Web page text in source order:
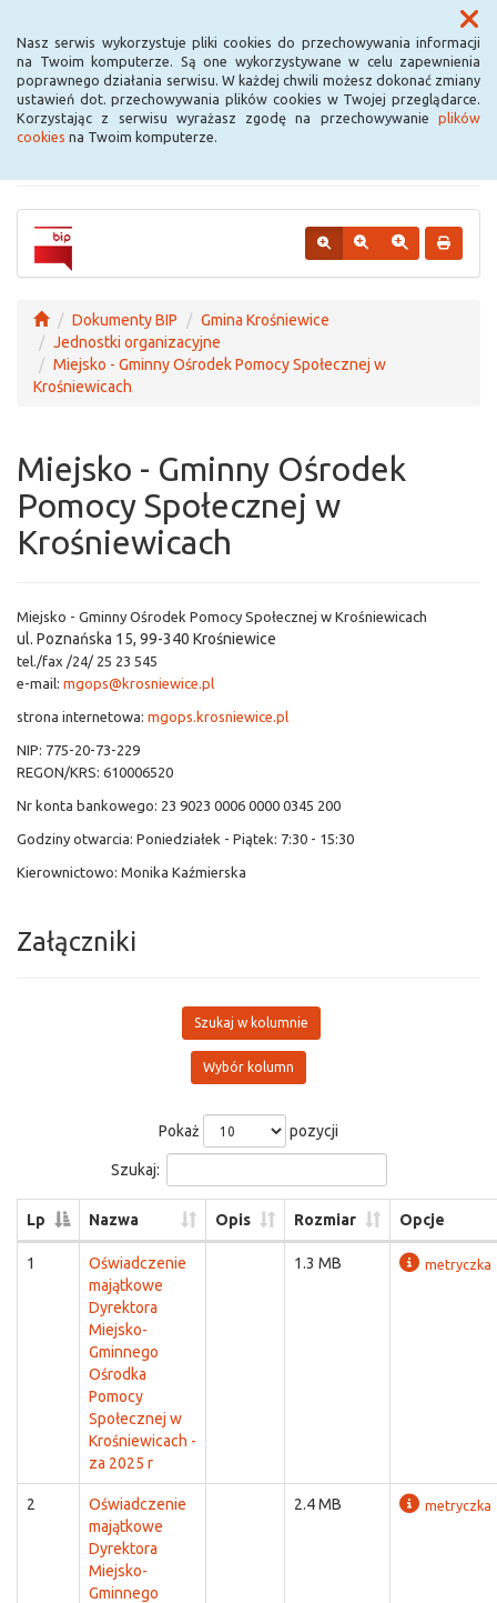
Nasz serwis wykorzystuje pliki cookies do przechowywania informacji
na Twoim komputerze. Są one wykorzystywane w celu zapewnienia
poprawnego działania serwisu. W każdej chwili możesz dokonać zmiany
ustawień dot. przechowywania plików cookies w Twojej przeglądarce.
Korzystając z serwisu wyrażasz zgodę na przechowywanie plików
cookies na Twoim komputerze.
Menu
Urząd Miejski w
Krośniewicach
Dokumenty BIP
Gmina Krośniewice
Jednostki organizacyjne
Miejsko - Gminny Ośrodek Pomocy Społecznej w
Krośniewicach
Miejsko - Gminny Ośrodek
Pomocy Społecznej w
Krośniewicach
Miejsko - Gminny Ośrodek Pomocy Społecznej w Krośniewicach
ul. Poznańska 15, 99-340 Krośniewice
tel./fax /24/ 25 23 545
e-mail: mgops@krosniewice.pl
strona internetowa: mgops.krosniewice.pl
NIP: 775-20-73-229
REGON/KRS: 610006520
Nr konta bankowego: 23 9023 0006 0000 0345 200
Godziny otwarcia: Poniedziałek - Piątek: 7:30 - 15:30
Kierownictowo: Monika Kaźmierska
Załączniki
Szukaj w kolumnie
Wybór kolumn
Pokaż pozycji
Szukaj:
Lp Nazwa Opis Rozmiar Opcje
1
Oświadczenie
majątkowe
Dyrektora
Miejsko-
Gminnego
Ośrodka
Pomocy
Społecznej w
Krośniewicach -
za 2025 r
1.3 MB metryczka
2
Oświadczenie
majątkowe
Dyrektora
Miejsko-
Gminnego
2.4 MB metryczka